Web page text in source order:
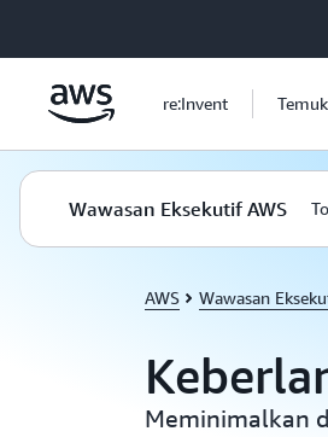
re:Invent
Wawasan Eksekutif AWS
AWS Wawasan
Meminimalkan